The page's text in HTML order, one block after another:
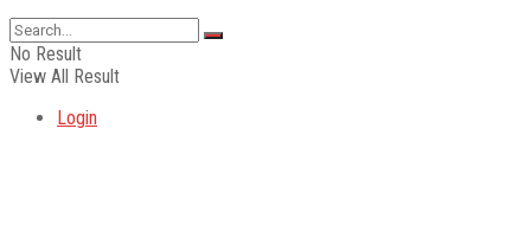
No Result
View All Result
Login